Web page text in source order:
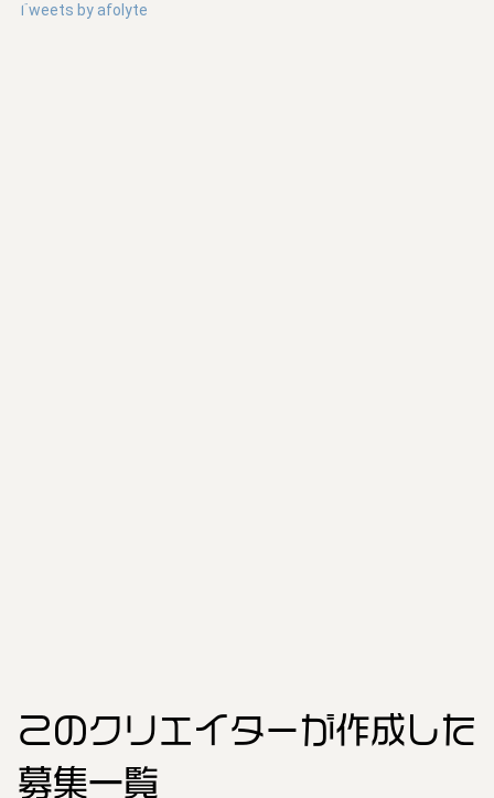
Tweets by afolyte
このクリエイターが作成した
募集一覧